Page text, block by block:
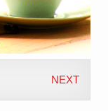
NEXT